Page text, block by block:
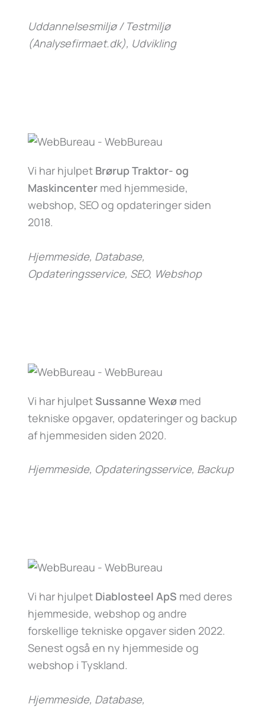
Uddannelsesmiljø / Testmiljø
(Analysefirmaet.dk), Udvikling
Vi har hjulpet Brørup Traktor- og
Maskincenter med hjemmeside,
webshop, SEO og opdateringer siden
2018.
Hjemmeside, Database,
Opdateringsservice, SEO, Webshop
Vi har hjulpet Sussanne Wexø med
tekniske opgaver, opdateringer og backup
af hjemmesiden siden 2020.
Hjemmeside, Opdateringsservice, Backup
Vi har hjulpet Diablosteel ApS med deres
hjemmeside, webshop og andre
forskellige tekniske opgaver siden 2022.
Senest også en ny hjemmeside og
webshop i Tyskland.
Hjemmeside, Database,